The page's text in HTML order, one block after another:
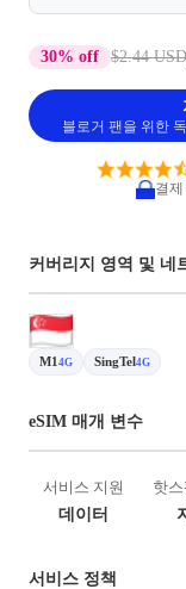
30% off $2.44 USD
블로거 팬을 위한
결
커버리지 영역 및 네
M1 4G SingTel4G
eSIM 매개 변수
서비스 지원
데이터
핫
서비스 정책